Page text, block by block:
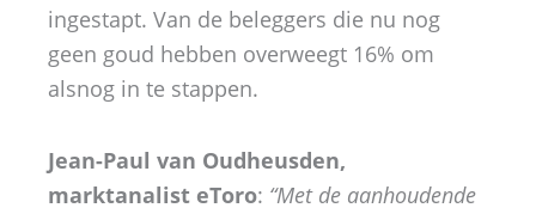
ingestapt. Van de beleggers die nu nog
geen goud hebben overweegt 16% om
alsnog in te stappen.
Jean-Paul van Oudheusden,
marktanalist eToro: “Met de aanhoudende